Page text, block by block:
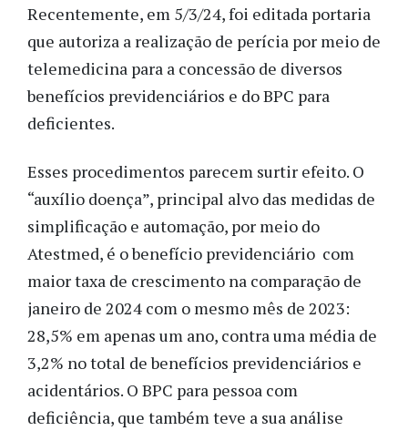
Recentemente, em 5/3/24, foi editada portaria
que autoriza a realização de perícia por meio de
telemedicina para a concessão de diversos
benefícios previdenciários e do BPC para
deficientes.
Esses procedimentos parecem surtir efeito. O
“auxílio doença”, principal alvo das medidas de
simplificação e automação, por meio do
Atestmed, é o benefício previdenciário com
maior taxa de crescimento na comparação de
janeiro de 2024 com o mesmo mês de 2023:
28,5% em apenas um ano, contra uma média de
3,2% no total de benefícios previdenciários e
acidentários. O BPC para pessoa com
deficiência, que também teve a sua análise